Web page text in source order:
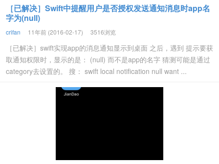
［已解决］Swift中提醒用户是否授权发送通知消息时app名
字为(null)
crifan 11年前 (2016-02-17) 3516浏览
［已解决］swift实现app的消息通知显示到桌面 之后，遇到 提示要获
取通知权限时，显示的是： (null) 而不是app的名字 猜测可能是通过
category去设置的。 搜： swift local notification null want ...